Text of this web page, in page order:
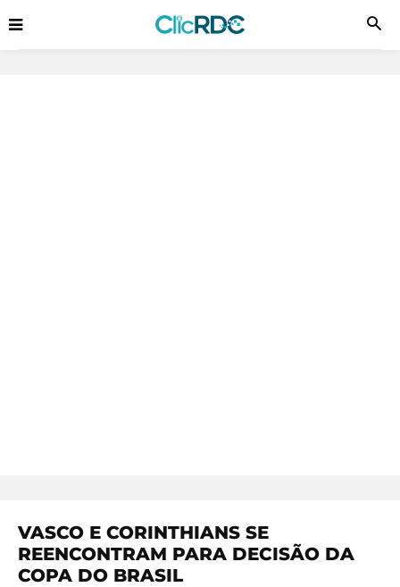
VASCO E CORINTHIANS SE
REENCONTRAM PARA DECISÃO DA
COPA DO BRASIL